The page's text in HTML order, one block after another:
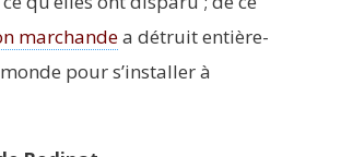
mar­chandea détruit entiè­re­
pour s’ins­tal­ler à